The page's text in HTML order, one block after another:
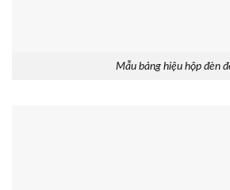
Mẫu bảng hiệu hộp đèn